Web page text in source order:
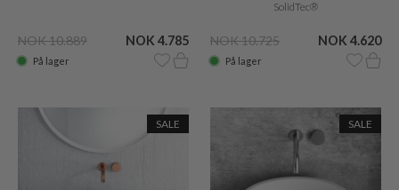
NOK 10.889 NOK 4.785
På lager
SolidTec®
NOK 10.725 NOK 4.620
På lager
SALE SALE